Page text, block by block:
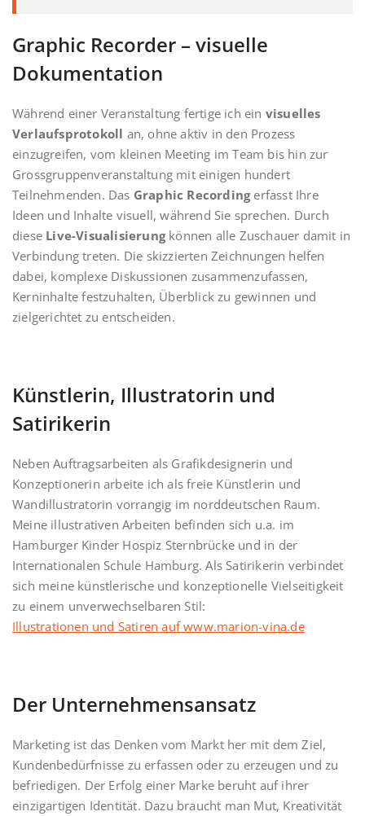
Graphic Recorder – visuelle
Dokumentation
Während einer Veranstaltung fertige ich ein visuelles
Verlaufsprotokoll an, ohne aktiv in den Prozess
einzugreifen, vom kleinen Meeting im Team bis hin zur
Grossgruppenveranstaltung mit einigen hundert
Teilnehmenden. Das Graphic Recording erfasst Ihre
Ideen und Inhalte visuell, während Sie sprechen. Durch
diese Live-Visualisierungkönnen alle Zuschauer damit in
Verbindung treten. Die skizzierten Zeichnungen helfen
dabei, komplexe Diskussionen zusammenzufassen,
Kerninhalte festzuhalten, Überblick zu gewinnen und
zielgerichtet zu entscheiden.
Künstlerin, Illustratorin und
Satirikerin
Neben Auftragsarbeiten als Grafikdesignerin und
Konzeptionerin arbeite ich als freie Künstlerin und
Wandillustratorin vorrangig im norddeutschen Raum.
Meine illustrativen Arbeiten befinden sich u.a. im
Hamburger Kinder Hospiz Sternbrücke und in der
Internationalen Schule Hamburg. Als Satirikerin verbindet
sich meine künstlerische und konzeptionelle Vielseitigkeit
zu einem unverwechselbaren Stil:
Illustrationen und Satiren auf www.marion-vina.de
Der Unternehmensansatz
Marketing ist das Denken vom Markt her mit dem Ziel,
Kundenbedürfnisse zu erfassen oder zu erzeugen und zu
befriedigen. Der Erfolg einer Marke beruht auf ihrer
einzigartigen Identität. Dazu braucht man Mut, Kreativität